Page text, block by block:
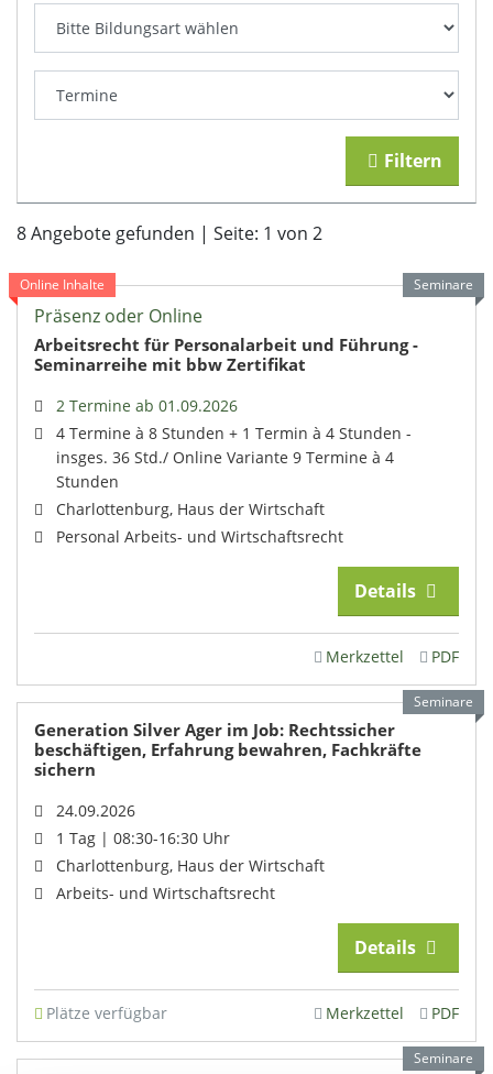
Filtern
8 Angebote gefunden | Seite: 1 von 2
Präsenz oder Online
Arbeitsrecht für Personalarbeit und Führung -
Seminarreihe mit bbw Zertifikat
2 Termine ab 01.09.2026
4 Termine à 8 Stunden + 1 Termin à 4 Stunden -
insges. 36 Std./ Online Variante 9 Termine à 4
Stunden
Charlottenburg, Haus der Wirtschaft
Personal Arbeits- und Wirtschaftsrecht
Details
Merkzettel PDF
Seminare
Online Inhalte
Generation Silver Ager im Job: Rechtssicher
beschäftigen, Erfahrung bewahren, Fachkräfte
sichern
24.09.2026
1 Tag | 08:30-16:30 Uhr
Charlottenburg, Haus der Wirtschaft
Arbeits- und Wirtschaftsrecht
Details
Plätze verfügbar Merkzettel PDF
Seminare
Seminare